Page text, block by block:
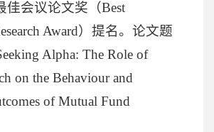
佳会议论文奖（Best
Award）提名。论文题
Alpha: The Role of
on the Behaviour and
of Mutual Fund